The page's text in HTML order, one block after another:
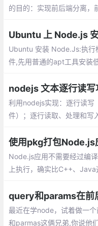
的目的：实现前后端分离，
实现node.js的反向代理
Ubuntu 上 Node.js
Ubuntu 安装 Node.Js:执行
件,先用普通的apt工具安装
必须的，用过的node的人都
版本的工具N
nodejs 文本逐行读写
利用nodejs实现：逐行读写
件）；逐行读取、处理和写
FileByLine.js，功能的调用
使用pkg打包Node.js
Node.js应用不需要经过编
上执行，确实比C++、
ode.js
query和params在前
最近在学node，试着做一
和parmas这俩兄弟,你说他